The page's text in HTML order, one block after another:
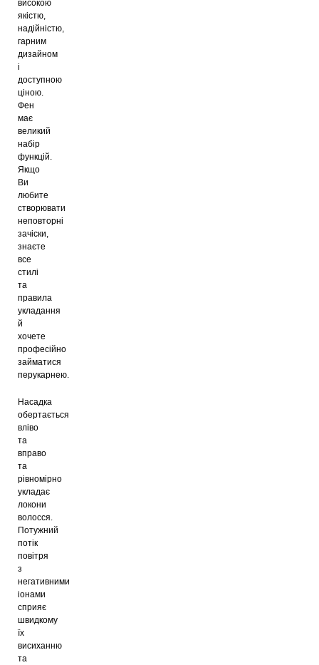
високою
якістю,
надійністю,
гарним
дизайном
і
доступною
ціною.
Фен
має
великий
набір
функцій.
Якщо
Ви
любите
створювати
неповторні
зачіски,
знаєте
все
стилі
та
правила
укладання
й
хочете
професійно
займатися
перукарнею.
Насадка
обертається
вліво
та
вправо
та
рівномірно
укладає
локони
волосся.
Потужний
потік
повітря
з
негативними
іонами
сприяє
швидкому
їх
висиханню
та